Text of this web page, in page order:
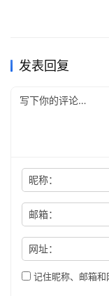
发表回复
昵称：
邮箱：
网址：
记住昵称、邮箱